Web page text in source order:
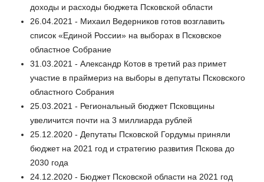
доходы и расходы бюджета Псковской области
26.04.2021 - Михаил Ведерников готов возглавить
список «Единой России» на выборах в Псковское
областное Собрание
31.03.2021 - Александр Котов в третий раз примет
участие в праймериз на выборы в депутаты Псковского
областного Собрания
25.03.2021 - Региональный бюджет Псковщины
увеличится почти на 3 миллиарда рублей
25.12.2020 - Депутаты Псковской Гордумы приняли
бюджет на 2021 год и стратегию развития Пскова до
2030 года
24.12.2020 - Бюджет Псковской области на 2021 год